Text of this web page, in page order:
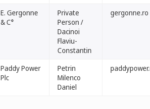
E. Gergonne
& C°
Private
Person /
Dacinoi
Flaviu-
Constantin
gergonne.ro
Paddy Power
Plc
Petrin
Milenco
Daniel